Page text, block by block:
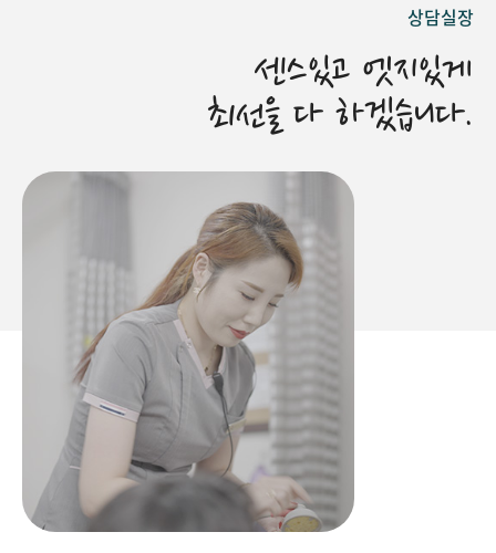
상담실장
센스있고 엣지있게
최선을 다 하겠습니다.